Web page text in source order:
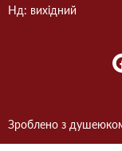
Нд: вихідний
Зроблено з душею